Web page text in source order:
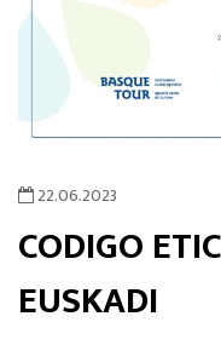
22.06.2023
CODIGO
EUSKADI